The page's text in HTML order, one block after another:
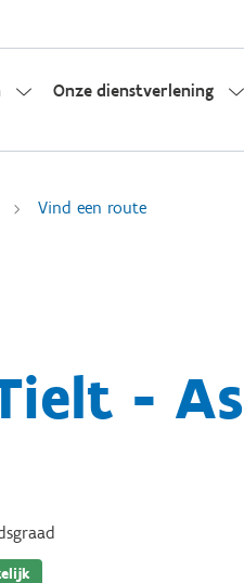
Onze dienstverlening
Vind een route
-